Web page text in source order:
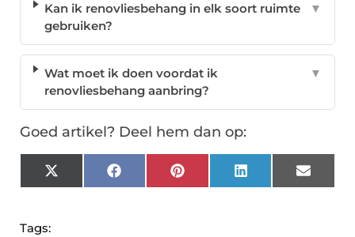
Kan ik renovliesbehang in elk soort ruimte
gebruiken?
▼
Wat moet ik doen voordat ik
renovliesbehang aanbring?
▼
Goed artikel? Deel hem dan op:
X
(Twitter)
FacebookPinterest LinkedIn Email
Tags: